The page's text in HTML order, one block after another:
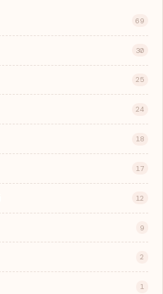
69
30
25
24
18
17
12
9
2
1